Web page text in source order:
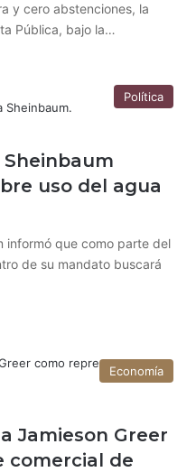
y cero abstenciones, la
Pública, bajo la…
Política
uso del agua
informó que como parte del
de su mandato buscará
Economía
Jamieson Greer
comercial de